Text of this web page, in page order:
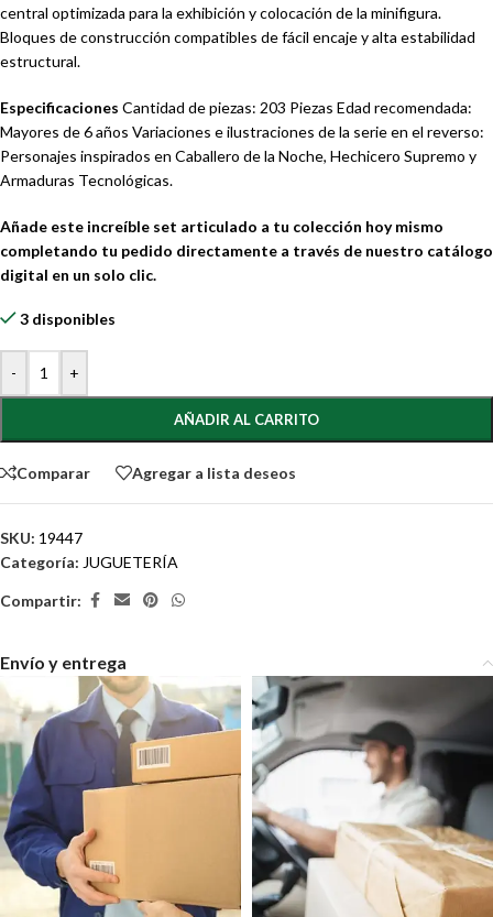
central optimizada para la exhibición y colocación de la minifigura.
Bloques de construcción compatibles de fácil encaje y alta estabilidad
estructural.
Especificaciones Cantidad de piezas: 203 Piezas Edad recomendada:
Mayores de 6 años Variaciones e ilustraciones de la serie en el reverso:
Personajes inspirados en Caballero de la Noche, Hechicero Supremo y
Armaduras Tecnológicas.
Añade este increíble set articulado a tu colección hoy mismo
completando tu pedido directamente a través de nuestro catálogo
digital en un solo clic.
3 disponibles
- +
AÑADIR AL CARRITO
Comparar Agregar a lista deseos
SKU: 19447
Categoría: JUGUETERÍA
Compartir:
Envío y entrega